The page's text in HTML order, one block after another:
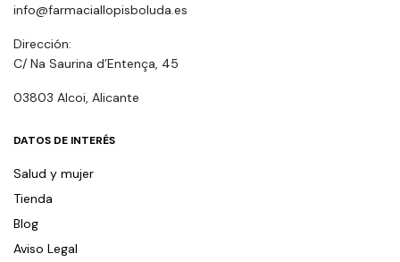
info@farmaciallopisboluda.es
Dirección:
C/ Na Saurina d’Entença, 45
03803 Alcoi, Alicante
DATOS DE INTERÉS
Salud y mujer
Tienda
Blog
Aviso Legal